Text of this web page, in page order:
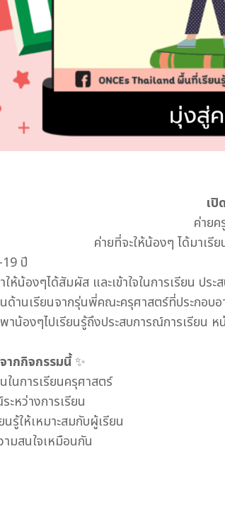
เปิ
ค่าย
ค่ายที่จะให้น้องๆ ได้มาเรี
ปี
ห้น้องๆได้สัมผัส และเข้าใจในการเรียน ป
ด้านเรียนจากรุ่นพี่คณะครุศาสตร์ที่ประกอบ
น้องๆไปเรียนรู้ถึงประสบการณ์การเรียน
ากกิจกรรมนี้✨
ในการเรียนครุศาสตร์
ะหว่างการเรียน
รู้ให้เหมาะสมกับผู้เรียน
มสนใจเหมือนกัน